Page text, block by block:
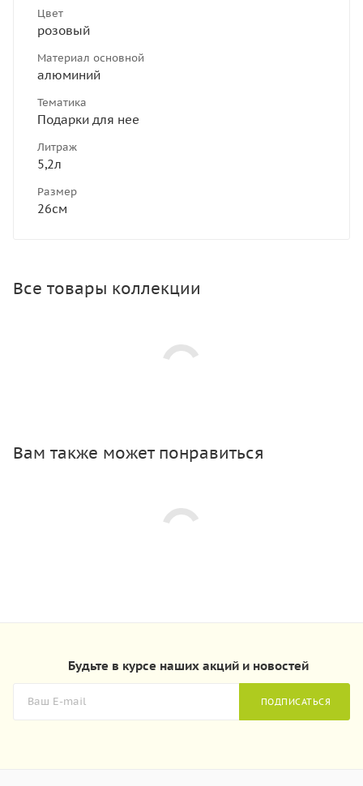
Цвет
розовый
Материал основной
алюминий
Тематика
Подарки для нее
Литраж
5,2л
Размер
26см
Все товары коллекции
Вам также может понравиться
Будьте в курсе наших акций и новостей
ПОДПИСАТЬСЯ